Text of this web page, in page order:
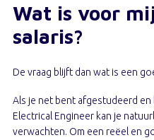
Wat is voor
salaris?
De vraag blijft dan wat is een
Als je net bent afgestudeerd en
Electrical Engineer kan je
verwachten. Om een reëel en